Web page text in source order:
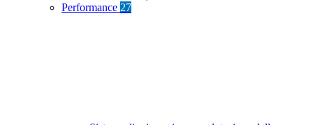
Performance 27